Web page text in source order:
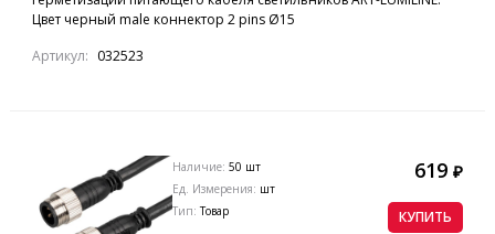
Цвет черный male коннектор 2 pins Ø15
Артикул: 032523
619₽
КУПИТЬ
Наличие: 50 шт
Ед. Измерения: шт
Тип:Товар